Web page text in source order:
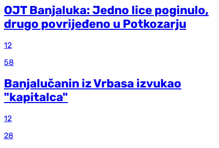
OJT Banjaluka: Jedno lice poginulo,
drugo povrijeđeno u Potkozarju
12
58
Banjalučanin iz Vrbasa izvukao
"kapitalca"
12
28